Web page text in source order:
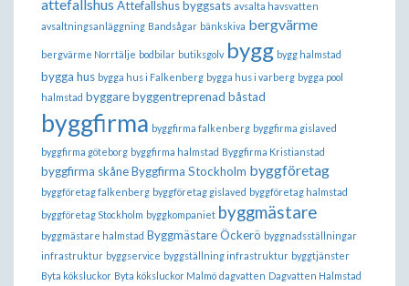
attefallshus Attefallshus byggsats avsalta havsvatten
avsaltningsanläggning Bandsågar bänkskiva bergvärme
bergvärme Norrtälje bodbilar butiksgolv bygg bygg halmstad
bygga hus bygga hus i Falkenberg bygga hus i varberg bygga pool
halmstad byggarebyggentreprenad båstad
byggfirma byggfirma falkenberg byggfirma gislaved
byggfirma göteborg byggfirma halmstad Byggfirma Kristianstad
byggfirma skåneByggfirma Stockholm byggföretag
byggföretag falkenberg byggföretag gislaved byggföretag halmstad
byggföretag Stockholm byggkompaniet byggmästare
byggmästare halmstad Byggmästare Öckerö byggnadsställningar
infrastruktur byggservice byggställning infrastruktur byggtjänster
Byta köksluckor Byta köksluckor Malmö dagvatten Dagvatten Halmstad